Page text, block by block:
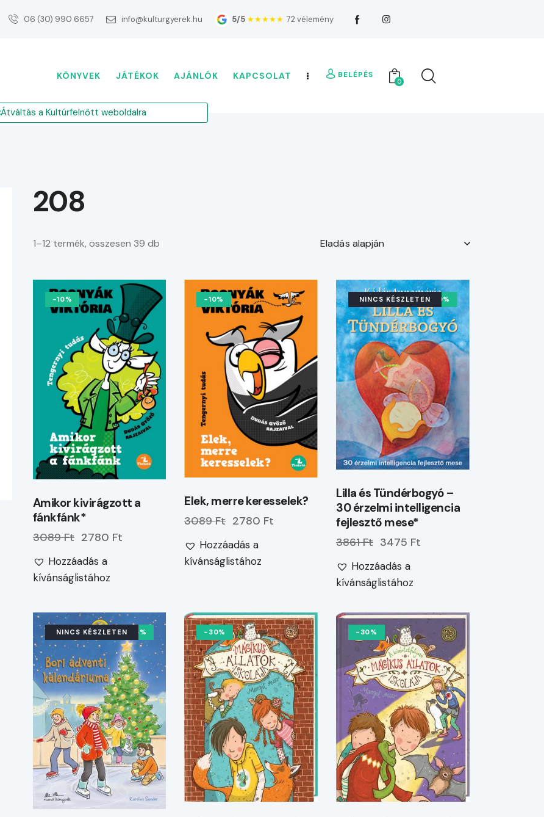
06 (30) 990 6657 info@kulturgyerek.hu 5/5 ★★★★★ 72 vélemény
KÖNYVEK JÁTÉKOK AJÁNLÓK KAPCSOLAT BELÉPÉS
0
Átváltás a Kultúrfelnőtt weboldalra
208
1–12 termék, összesen 39 db
-10%
Amikor kivirágzott a
fánkfánk*
3089 Ft 2780 Ft
Hozzáadás a
kívánságlistához
-10%
Elek, merre keresselek?
3089 Ft 2780 Ft
Hozzáadás a
kívánságlistához
NINCS KÉSZLETEN -10%
Lilla és Tündérbogyó –
30 érzelmi intelligencia
fejlesztő mese*
3861 Ft 3475 Ft
Hozzáadás a
kívánságlistához
NINCS KÉSZLETEN -5% -30% -30%